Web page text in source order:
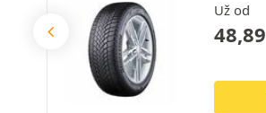
Už od
48,89